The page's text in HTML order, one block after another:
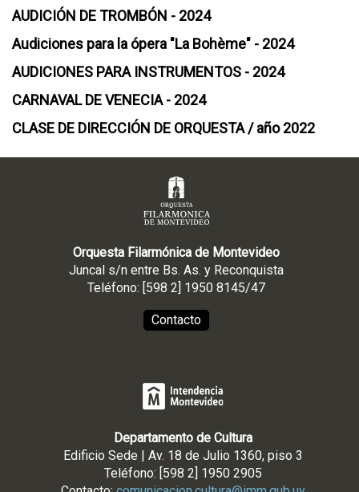
AUDICIÓN DE TROMBÓN - 2024
Audiciones para la ópera "La Bohème" - 2024
AUDICIONES PARA INSTRUMENTOS - 2024
CARNAVAL DE VENECIA - 2024
CLASE DE DIRECCIÓN DE ORQUESTA / año 2022
Orquesta Filarmónica de Montevideo
Juncal s/n entre Bs. As. y Reconquista
Teléfono: [598 2] 1950 8145/47
Contacto
Departamento de Cultura
Edificio Sede | Av. 18 de Julio 1360, piso 3
Teléfono: [598 2] 1950 2905